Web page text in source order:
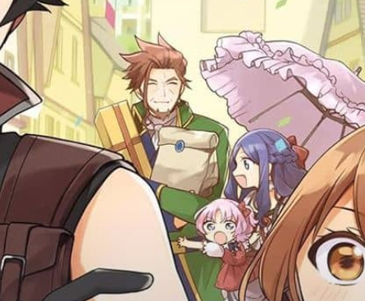
Adventure
Tu Tiên
Ngôn Tình
Slice Of Life
School Life
Manga
Supernatural
Xuyên Không
Shounen
Cổ Đại